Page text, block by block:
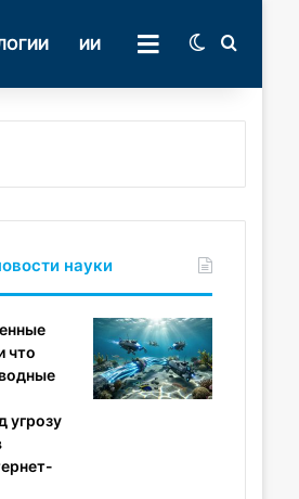
ИИ РУБРИКИSwitch skin
науки
что
угрозу